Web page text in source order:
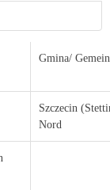
Gmina/
Szczecin
Nord